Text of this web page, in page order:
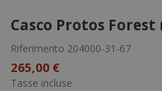
Casco Protos Forest
Riferimento 204000-31-67
265,00 €
Tasse incluse